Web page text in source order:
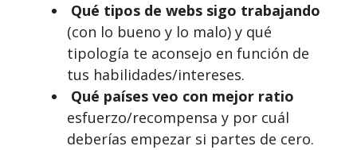
Qué tipos de webs sigo trabajando
(con lo bueno y lo malo) y qué
tipología te aconsejo en función de
tus habilidades/intereses.
Qué países veo con mejor ratio
esfuerzo/recompensa y por cuál
deberías empezar si partes de cero.